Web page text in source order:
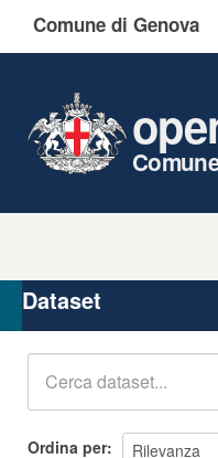
Comune di Genova
Organizzazioni
Gruppi
Dataset
Ordina per